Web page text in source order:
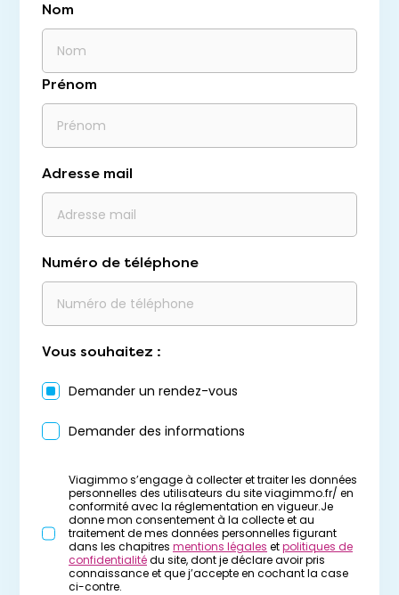
Nom
Prénom
Adresse mail
Numéro de téléphone
Vous souhaitez :
Demander un rendez-vous
Demander des informations
Viagimmo s’engage à collecter et traiter les données
personnelles des utilisateurs du site viagimmo.fr/ en
conformité avec la réglementation en vigueur.Je
donne mon consentement à la collecte et au
traitement de mes données personnelles figurant
dans les chapitres mentions légales etpolitiques de
confidentialitédu site, dont je déclare avoir pris
connaissance et que j’accepte en cochant la case
ci-contre.